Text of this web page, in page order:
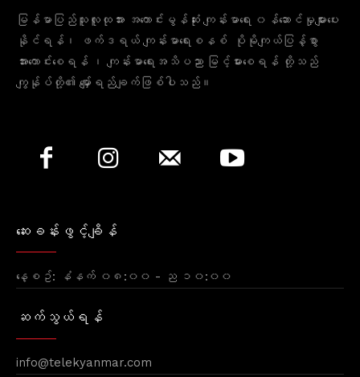
မြန်မာပြည်သူလူထုအား အကောင်းမွန်ဆုံး ကျန်းမာရေး ၀န်ဆောင်မှုများပေး
နိုင်ရန်၊ ဖက်ဒရယ် ကျန်းမာရေးစနစ် ပိုမိုကျယ်ပြန့်စွာ
အားကောင်းစေရန် ၊ ကျန်းမာရေးအသိပညာ မြင့်မားစေရန် တို့သည်
ကျွန်ုပ်တို့၏ မျှော်ရည်ချက်ဖြစ်ပါသည်။
ဆေးခန်းဖွင့်ချိန်
နေ့စဥ်: နံနက် ၀၈:၀၀ - ည ၁၀:၀၀
ဆက်သွယ်ရန်
info@telekyanmar.com